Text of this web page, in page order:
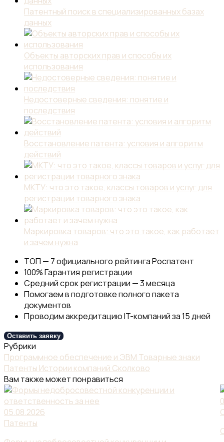
Патентный поиск в специализированных базах
данных
Объекты авторских прав и способы их
использования
Недостоверные сведения: понятие и
последствия
Восстановление патента: условия и алгоритм
действий
МКТУ: что это такое, классы товаров и услуг для
регистрации товарного знака
Маркировка товаров: что это такое, как работает
и зачем нужна
ТОП — 7 официального рейтинга Роспатент
100% Гарантия регистрации
Средний срок регистрации — 3 месяца
Помогаем в подготовке полного пакета
документов
Проводим аккредитацию IT-компаний за 15 дней
Оставить заявку
Рубрики
Программное обеспечение и ЭВМ Товарные знаки
Патенты Истории компаний Сколково
Вам также может понравиться
05.08.2026
Патенты